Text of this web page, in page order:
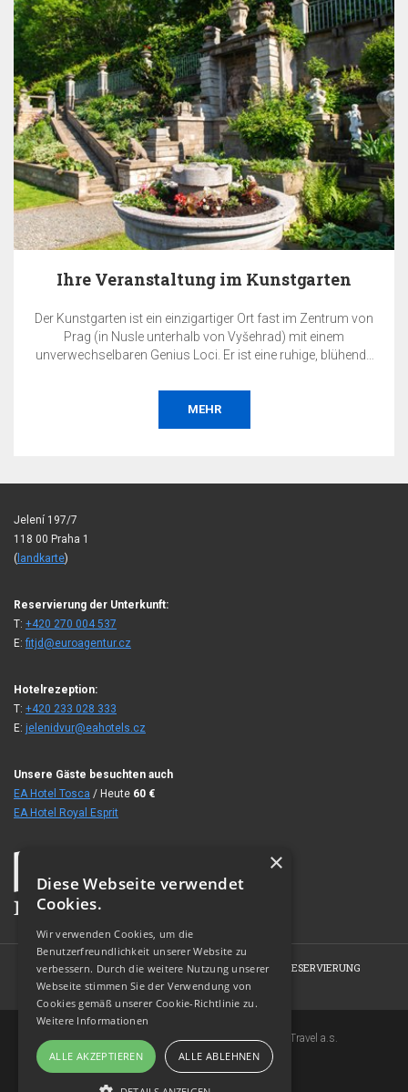
Ihre Veranstaltung im Kunstgarten
Der Kunstgarten ist ein einzigartiger Ort fast im Zentrum von
Prag (in Nusle unterhalb von Vyšehrad) mit einem
unverwechselbaren Genius Loci. Er ist eine ruhige, blühende
private oder geschäftliche Veranstaltung ausrichten – sei es
eine Hochzeit, eine Gartenparty, eine Konferenz, eine
Präsentation, ein Konzert, ein gesellschaftlicher Abend, eine
MEHR
Jelení 197/7
118 00 Praha 1
( landkarte)
Reservierung der Unterkunft:
T: +420 270 004 537
E:fitjd@euroagentur.cz
Hotelrezeption:
T: +420 233 028 333
E: jelenidvur@eahotels.cz
Unsere Gäste besuchten auch
EA Hotel Tosca / Heute 60 €
EA Hotel Royal Esprit
HOME HOTEL ZIMMER ANGEBOTE
RESERVIERUNG
FOTOGALERIE
KONTAKT
Copyright © 2007-2026 EuroAgentur Hotels&Travel a.s.
www.bezvapobyt.cz
Allgemeine Buchungsbedingungen
×
Diese Webseite verwendet
Cookies.
Wir verwenden Cookies, um die
Benutzerfreundlichkeit unserer Website zu
verbessern. Durch die weitere Nutzung unserer
Webseite stimmen Sie der Verwendung von
Cookies gemäß unserer Cookie-Richtlinie zu.
Weitere Informationen
ALLE AKZEPTIEREN ALLE ABLEHNEN